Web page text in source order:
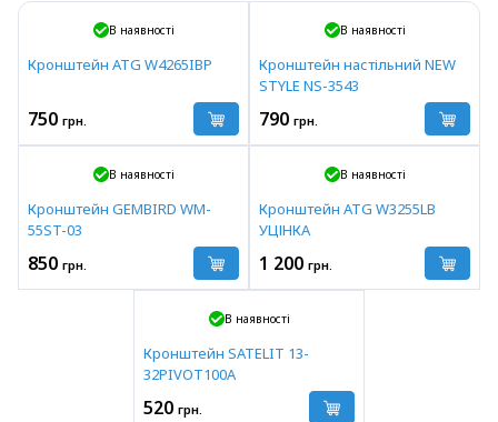
В наявності
Кронштейн ATG W4265IBP
750 грн.
В наявності
Кронштейн настільний NEW
STYLE NS-3543
790 грн.
В наявності
Кронштейн GEMBIRD WM-
55ST-03
850 грн.
В наявності
Кронштейн ATG W3255LB
УЦІНКА
1 200 грн.
В наявності
Кронштейн SATELIT 13-
32PIVOT100A
520 грн.